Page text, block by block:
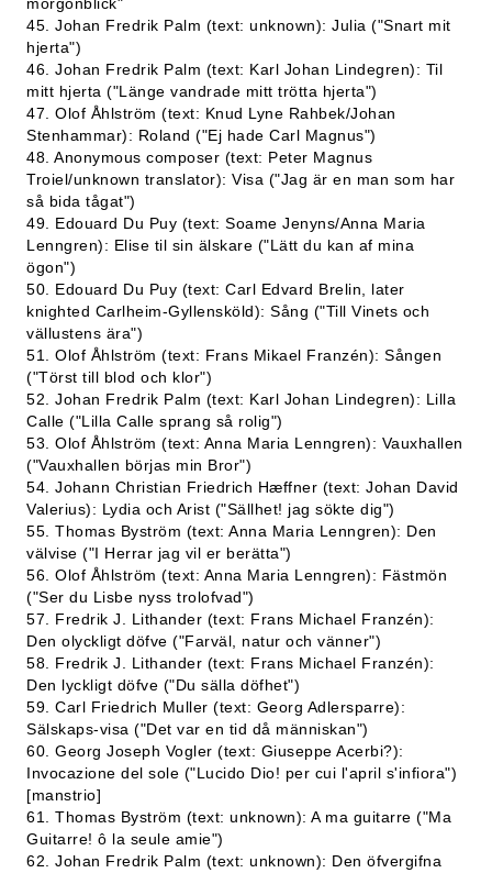
45. Johan Fredrik Palm (text: unknown): Julia ("Snart mit
hjerta")
46. Johan Fredrik Palm (text: Karl Johan Lindegren): Til
mitt hjerta ("Länge vandrade mitt trötta hjerta")
47. Olof Åhlström (text: Knud Lyne Rahbek/Johan
Stenhammar): Roland ("Ej hade Carl Magnus")
48. Anonymous composer (text: Peter Magnus
Troiel/unknown translator): Visa ("Jag är en man som har
så bida tågat")
49. Edouard Du Puy (text: Soame Jenyns/Anna Maria
Lenngren): Elise til sin älskare ("Lätt du kan af mina
ögon")
50. Edouard Du Puy (text: Carl Edvard Brelin, later
knighted Carlheim-Gyllensköld): Sång ("Till Vinets och
vällustens ära")
51. Olof Åhlström (text: Frans Mikael Franzén): Sången
("Törst till blod och klor")
52. Johan Fredrik Palm (text: Karl Johan Lindegren): Lilla
Calle ("Lilla Calle sprang så rolig")
53. Olof Åhlström (text: Anna Maria Lenngren): Vauxhallen
("Vauxhallen börjas min Bror")
54. Johann Christian Friedrich Hæffner (text: Johan David
Valerius): Lydia och Arist ("Sällhet! jag sökte dig")
55. Thomas Byström (text: Anna Maria Lenngren): Den
välvise ("I Herrar jag vil er berätta")
56. Olof Åhlström (text: Anna Maria Lenngren): Fästmön
("Ser du Lisbe nyss trolofvad")
57. Fredrik J. Lithander (text: Frans Michael Franzén):
Den olyckligt döfve ("Farväl, natur och vänner")
58. Fredrik J. Lithander (text: Frans Michael Franzén):
Den lyckligt döfve ("Du sälla döfhet")
59. Carl Friedrich Muller (text: Georg Adlersparre):
Sälskaps-visa ("Det var en tid då människan")
60. Georg Joseph Vogler (text: Giuseppe Acerbi?):
Invocazione del sole ("Lucido Dio! per cui l'april s'infiora")
[manstrio]
61. Thomas Byström (text: unknown): A ma guitarre ("Ma
Guitarre! ô la seule amie")
62. Johan Fredrik Palm (text: unknown): Den öfvergifna